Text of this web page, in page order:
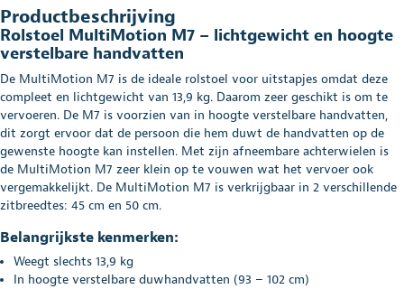
Productbeschrijving
Rolstoel MultiMotion M7 – lichtgewicht en hoogte
verstelbare handvatten
De MultiMotion M7 is de ideale rolstoel voor uitstapjes omdat deze
compleet en lichtgewicht van 13,9 kg. Daarom zeer geschikt is om te
vervoeren. De M7 is voorzien van in hoogte verstelbare handvatten,
dit zorgt ervoor dat de persoon die hem duwt de handvatten op de
gewenste hoogte kan instellen. Met zijn afneembare achterwielen is
de MultiMotion M7 zeer klein op te vouwen wat het vervoer ook
vergemakkelijkt. De MultiMotion M7 is verkrijgbaar in 2 verschillende
zitbreedtes: 45 cm en 50 cm.
Belangrijkste kenmerken:
Weegt slechts 13,9 kg
In hoogte verstelbare duwhandvatten (93 – 102 cm)